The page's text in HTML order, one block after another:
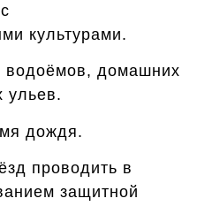
культурами.
водоёмов, домашних
ульев.
дождя.
проводить в
защитной